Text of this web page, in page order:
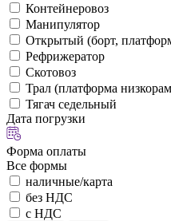
Контейнеровоз
Манипулятор
Открытый (борт,
Рефрижератор
Скотовоз
Трал (платформа
Тягач седельный
Дата погрузки
Форма оплаты
Все формы
наличные/карта
без НДС
с НДС